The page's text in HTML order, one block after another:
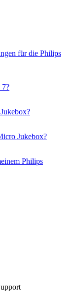
für die Philips
7?
Jukebox?
Philips